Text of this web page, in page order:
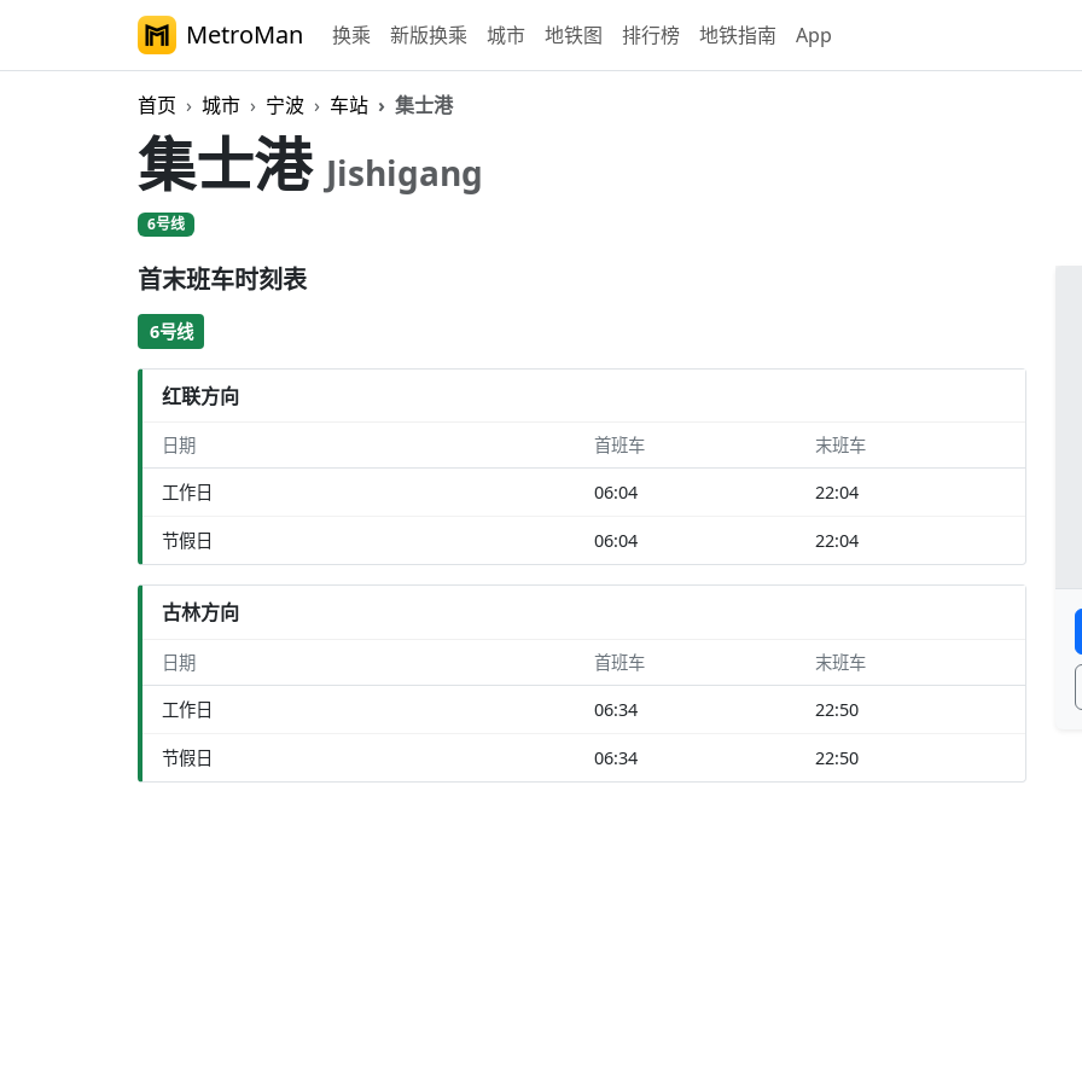
MetroMan 换乘 新版换乘 城市 地铁图 排行榜 地铁指南 App
首页 城市 宁波 车站 集士港
集士港 Jishigang
6号线
首末班车时刻表
6号线
红联方向
日期 首班车 末班车
工作日 06:04 22:04
节假日 06:04 22:04
古林方向
日期 首班车 末班车
工作日 06:34 22:50
节假日 06:34 22:50